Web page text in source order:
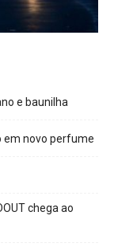
e baunilha
em novo perfume
chega ao